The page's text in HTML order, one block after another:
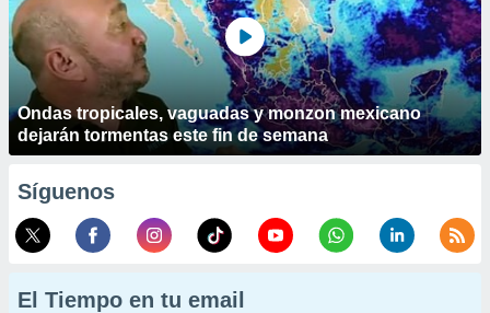
Ondas tropicales, vaguadas y monzon mexicano
dejarán tormentas este fin de semana
Síguenos
El Tiempo en tu email